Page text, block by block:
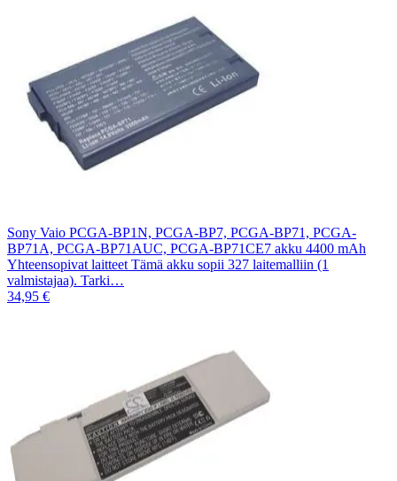
Sony Vaio PCGA-BP1N, PCGA-BP7, PCGA-BP71, PCGA-
BP71A, PCGA-BP71AUC, PCGA-BP71CE7 akku 4400 mAh
Yhteensopivat laitteet Tämä akku sopii 327 laitemalliin (1
valmistajaa). Tarki…
34,95 €